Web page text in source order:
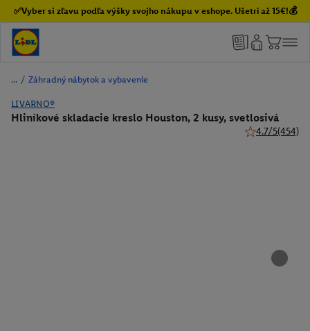
✅Vyber si zľavu podľa výšky svojho nákupu v eshope. Ušetri až 15€!💰
/ Záhradný nábytok a vybavenie
LIVARNO®
Hliníkové skladacie kreslo Houston, 2 kusy, svetlosivá
4.7/5(454)